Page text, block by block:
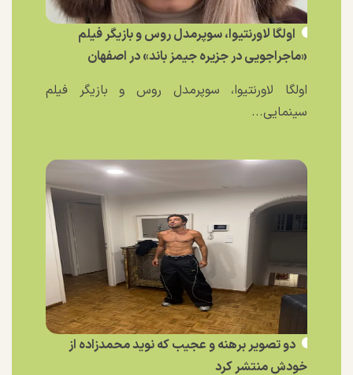
اولگا لاورنتیوا، سوپرمدل روس و بازیگر فیلم
«ماجراجویی در جزیره جیمز باند» در اصفهان
اولگا لاورنتیوا، سوپرمدل روس و بازیگر فیلم
سینمایی...
دو تصویر برهنه و عجیب که نوید محمدزاده از
خودش منتشر کرد